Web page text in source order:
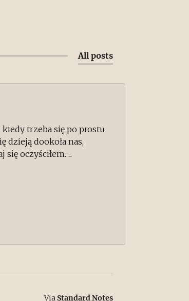
All posts
trzeba się po prostu
dzieją dookoła nas,
oczyściłem. ...
ViaStandard Notes